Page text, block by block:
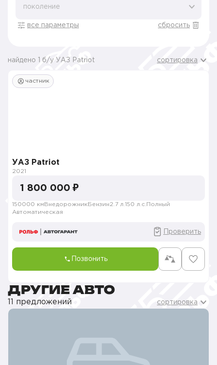
поколение
все параметры сбросить
найдено 1 б/у УАЗ Patriot сортировка
частник
УАЗ Patriot
2021
1 800 000 ₽
150000 км Внедорожник Бензин2.7 л. 150 л.с. Полный
Автоматическая
Проверить
Позвонить
ДРУГИЕ АВТО
11 предложений сортировка